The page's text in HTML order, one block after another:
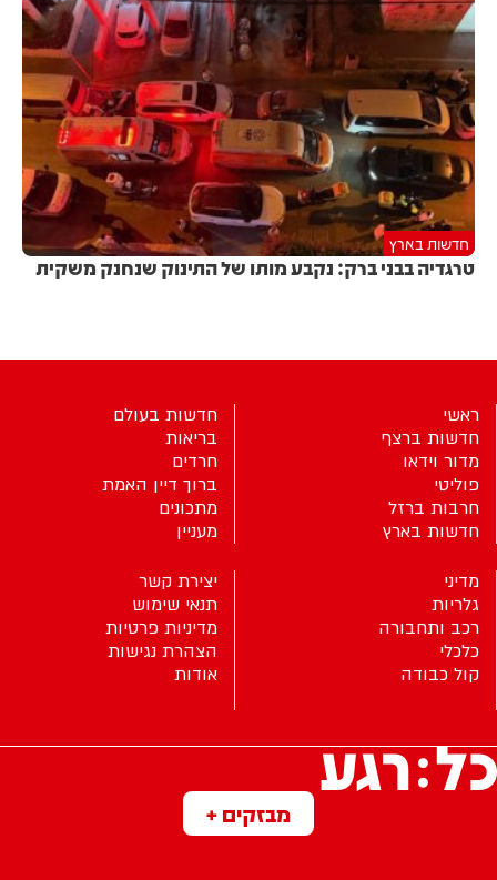
חדשות בארץ
טרגדיה בבני ברק: נקבע מותו של התינוק שנחנק משקית
מבזקים +
ראשי
חדשות ברצף
מדור וידאו
פוליטי
חרבות ברזל
חדשות בארץ
חדשות בעולם
בריאות
חרדים
ברוך דיין האמת
מתכונים
מעניין
מדיני
גלריות
רכב ותחבורה
כלכלי
קול כבודה
יצירת קשר
תנאי שימוש
מדיניות פרטיות
הצהרת נגישות
אודות